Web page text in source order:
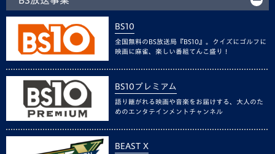
BS10
全国無料のBS放送局『BS10』。クイズにゴルフに
映画に麻雀、楽しい番組てんこ盛り！
BS10プレミアム
語り継がれる映画や音楽をお届けする、大人のた
めのエンタテインメントチャンネル
BEAST X